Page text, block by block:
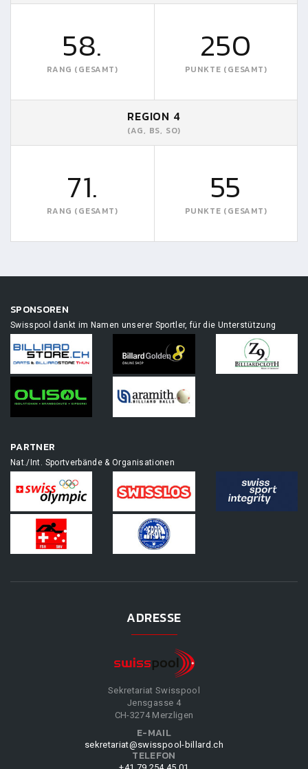
58.
RANG (GESAMT)
250
PUNKTE (GESAMT)
REGION 4
(AG, BS, SO)
71.
RANG (GESAMT)
55
PUNKTE (GESAMT)
SPONSOREN
Swisspool dankt im Namen unserer Sportler, für die Unterstützung
PARTNER
Nat./Int. Sportverbände & Organisationen
ADRESSE
Sekretariat Swisspool
Jensgasse 4
CH-3274 Merzligen
E-MAIL
sekretariat@swisspool-billard.ch
TELEFON
+41 79 254 45 01